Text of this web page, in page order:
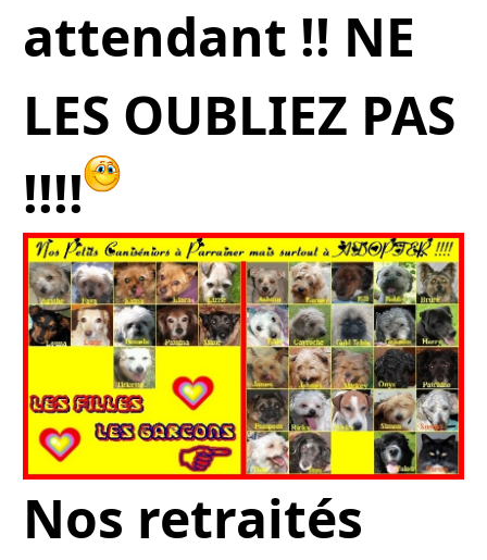
attendant !! NE
LES OUBLIEZ PAS
!!!!
Nos retraités